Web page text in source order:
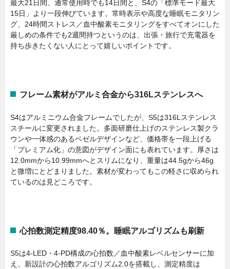
最大21日間、通常使用時でも14日間と、S4の「標準モード最大
15日」より一段伸びています。常時表示や高度な睡眠モニタリン
グ、24時間ストレス／血中酸素モニタリングをすべてオンにした
厳しめの条件でも2週間持つというのは、出張・旅行で充電器を
持ち歩きたくない人にとって嬉しいポイントです。
フレーム素材がアルミ合金から316Lステンレスへ
S4はアルミニウム合金フレームでしたが、S5は316Lステンレス
スチールに変更されました。多面研磨仕上げのステンレス製クラ
ウンや一体感のあるベゼルデザインなど、価格帯を一段上げる
「プレミアム化」の意図がデザイン面にも表れています。厚さは
12.0mmから10.99mmへとスリムになり、重量は44.5gから46g
と微増にとどまりました。素材が変わってもこの軽さに収められ
ているのは見どころです。
心拍数測定精度98.40％。睡眠アルゴリズムも刷新
S5は4-LED・4-PD構成の心拍数／血中酸素レベルセンサーに加
え、新設計の心拍数アルゴリズム2.0を搭載し、測定精度は